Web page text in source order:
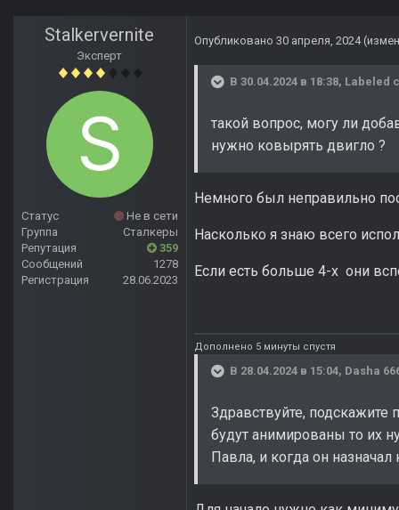
Stalkervernite
Эксперт
Статус
Не в сети
Группа
Сталкеры
Репутация
359
Сообщений
1278
Регистрация
28.06.2023
Опубликовано 30 апреля, 2024
В 30.04.2024 в 18:38, Labeled
такой вопрос, могу ли
нужно ковырять двигло ?
Немного был неправильно
Насколько я знаю всего
Если есть больше 4-х они
Дополнено 5 минуты спустя
В 28.04.2024 в 15:04, Dasha
Здравствуйте, подскажите
будут анимированы то их
Павла, и когда он